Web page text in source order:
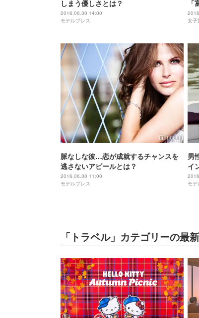
しまう優しさとは？
2016.06.30 14:00
モデルプレス
女子
脈なしな彼…恋が成就するチャンスを
逃さないアピールとは？
2016.06.30 11:00
モデルプレス
男
イ
モデ
「トラベル」カテゴリーの最